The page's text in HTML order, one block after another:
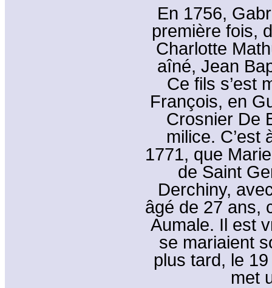
En 1756,
première fois,
Charlotte
aîné, Jean
Ce fils s’est
François, en
Crosnier De
milice. C’est
1771, que
de Saint
Derchiny,
âgé de 27 ans,
Aumale. Il est
se mariaient
plus tard, le
met